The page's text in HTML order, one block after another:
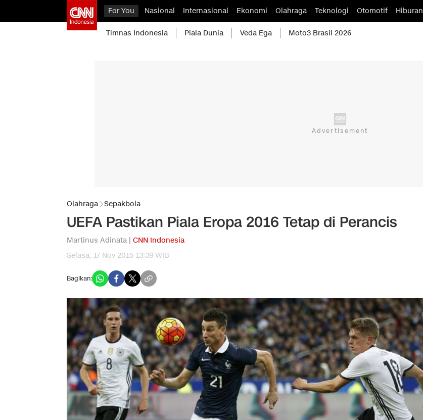
For You Nasional Internasional Ekonomi Olahraga Teknologi Otomotif Hiburan
Timnas Indonesia Piala Dunia Veda Ega Moto3 Brasil 2026
Olahraga Sepakbola
UEFA Pastikan Piala Eropa 2016 Tetap di Perancis
Martinus Adinata | CNN Indonesia
Selasa, 17 Nov 2015 13:39 WIB
Bagikan: